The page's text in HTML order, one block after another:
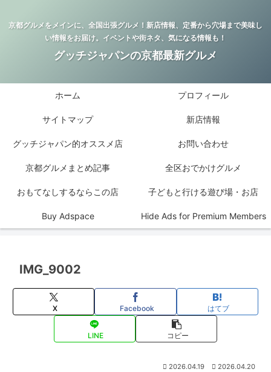
京都グルメをメインに、全国出張グルメ！新店情報、定番から穴場まで美味し
い情報をお届け。イベントや街ネタ、気になる情報も！
グッチジャパンの京都最新グルメ
ホーム プロフィール
サイトマップ 新店情報
グッチジャパン的オススメ店 お問い合わせ
京都グルメまとめ記事 全区おでかけグルメ
おもてなしするならこの店 子どもと行ける遊び場・お店
Buy Adspace Hide Ads for Premium Members
IMG_9002
X Facebook はてブ
LINE コピー
2026.04.19 2026.04.20